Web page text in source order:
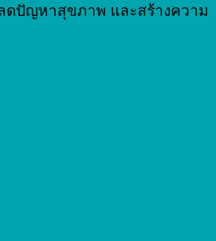
ดปัญหาสุขภาพ และสร้างความ